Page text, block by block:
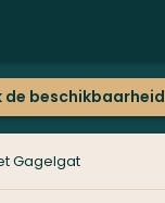
de beschikbaarheid
Gagelgat